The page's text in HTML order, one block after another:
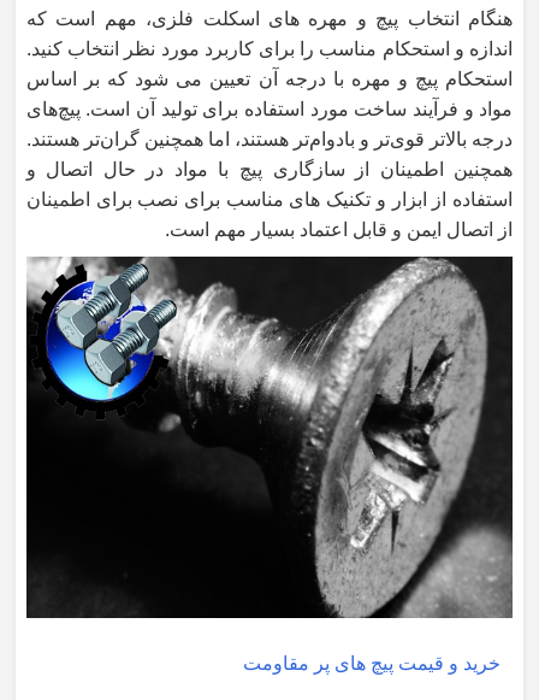
هنگام انتخاب پیچ و مهره های اسکلت فلزی، مهم است که
اندازه و استحکام مناسب را برای کاربرد مورد نظر انتخاب کنید.
استحکام پیچ و مهره با درجه آن تعیین می شود که بر اساس
مواد و فرآیند ساخت مورد استفاده برای تولید آن است. پیچ‌های
درجه بالاتر قوی‌تر و بادوام‌تر هستند، اما همچنین گران‌تر هستند.
همچنین اطمینان از سازگاری پیچ با مواد در حال اتصال و
استفاده از ابزار و تکنیک های مناسب برای نصب برای اطمینان
از اتصال ایمن و قابل اعتماد بسیار مهم است.
خرید و قیمت پیچ های پر مقاومت